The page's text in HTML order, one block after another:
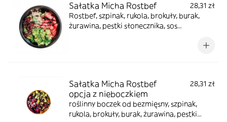
Sałatka Micha Rostbef
28,31 zł
Rostbef, szpinak, rukola, brokuły, burak,
żurawina, pestki słonecznika, sos
Sałatka Micha Rostbef
opcja z nieboczkiem
28,31 zł
roślinny boczek od bezmięsny, szpinak,
rukola, brokuły, burak, żurawina, pestki